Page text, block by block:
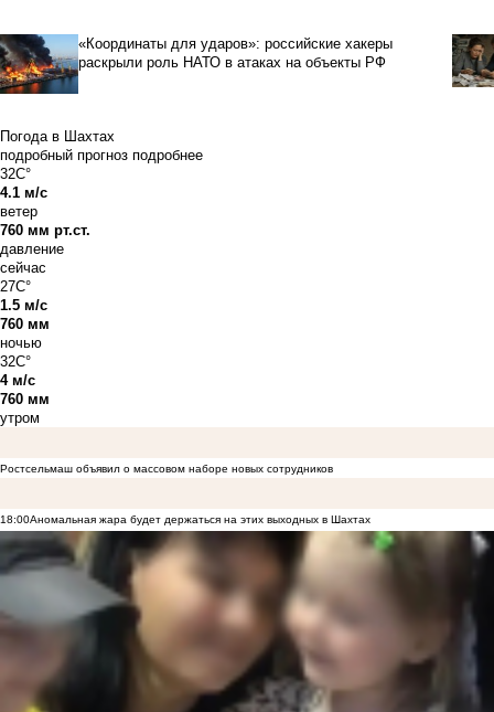
«Координаты для ударов»: российские хакеры
раскрыли роль НАТО в атаках на объекты РФ
Погода в Шахтах
подробный прогноз подробнее
32C°
4.1 м/с
ветер
760 мм рт.ст.
давление
сейчас
27C°
1.5 м/с
760 мм
ночью
32C°
4 м/с
760 мм
утром
Ростсельмаш объявил о массовом наборе новых сотрудников
18:00Аномальная жара будет держаться на этих выходных в Шахтах